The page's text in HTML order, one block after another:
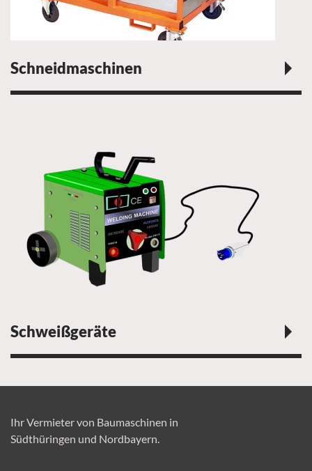
Schneidmaschinen
Schweißgeräte
Ihr Vermieter von Baumaschinen in
Südthüringen und Nordbayern.